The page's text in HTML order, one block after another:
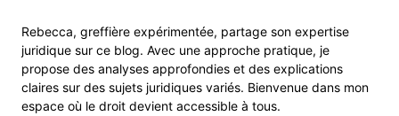
Rebecca, greffière expérimentée, partage son expertise
juridique sur ce blog. Avec une approche pratique, je
propose des analyses approfondies et des explications
claires sur des sujets juridiques variés. Bienvenue dans mon
espace où le droit devient accessible à tous.